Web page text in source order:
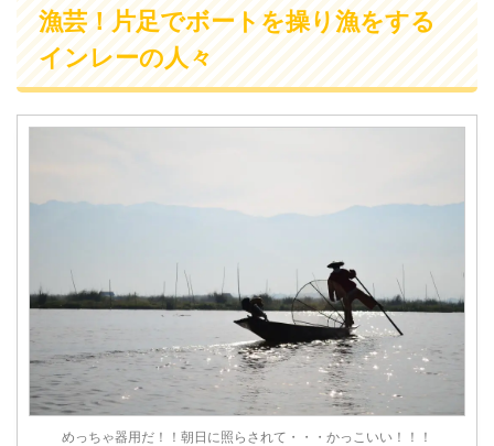
漁芸！片足でボートを操り漁をする
インレーの人々
めっちゃ器用だ！！朝日に照らされて・・・かっこいい！！！